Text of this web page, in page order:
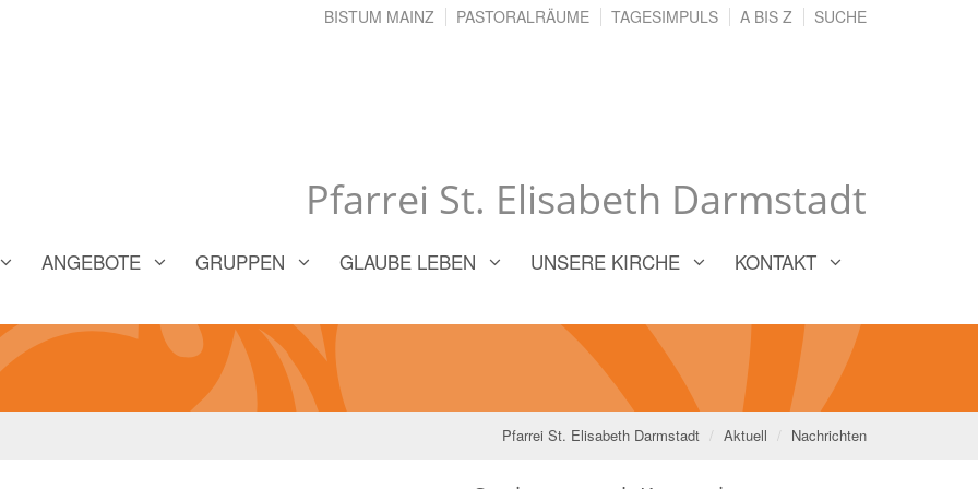
Pfarrei St. Elisabeth Darmstadt
BISTUM MAINZ PASTORALRÄUME TAGESIMPULS A BIS Z SUCHE
ANGEBOTE GRUPPEN GLAUBE LEBEN UNSERE KIRCHE KONTAKT
Pfarrei St. Elisabeth Darmstadt Aktuell Nachrichten